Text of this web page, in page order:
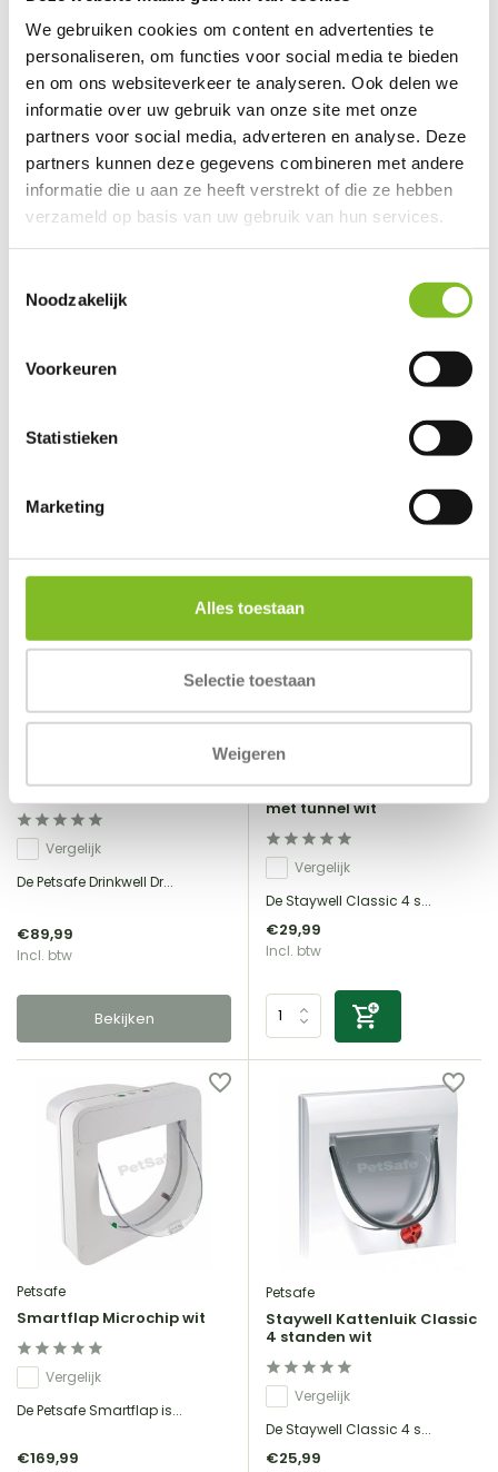
We gebruiken cookies om content en advertenties te
personaliseren, om functies voor social media te bieden
en om ons websiteverkeer te analyseren. Ook delen we
informatie over uw gebruik van onze site met onze
partners voor social media, adverteren en analyse. Deze
partners kunnen deze gegevens combineren met andere
informatie die u aan ze heeft verstrekt of die ze hebben
verzameld op basis van uw gebruik van hun services.
Noodzakelijk
Voorkeuren
Statistieken
Marketing
Alles toestaan
Selectie toestaan
Weigeren
Vervang het foamfilter ...
Vervang het koolfilter ...
Drinkwell 360
Vergelijk
De Petsafe Drinkwell Dr...
€89,99
Incl. btw
Bekijken
Petsafe
Staywell Kattenluik Classic
met tunnel wit
Vergelijk
De Staywell Classic 4 s...
€29,99
Incl. btw
Petsafe
Smartflap Microchip wit
Vergelijk
De Petsafe Smartflap is...
€169,99
Petsafe
Staywell Kattenluik Classic
4 standen wit
Vergelijk
De Staywell Classic 4 s...
€25,99